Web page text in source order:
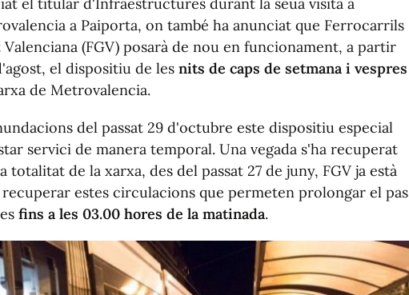
a Paiporta, on també ha anunciat que Ferrocarrils
(FGV) posarà de nou en funcionament, a partir
el dispositiu de les nits de caps de setmana i vespres
de Metrovalencia.
del passat 29 d'octubre este dispositiu especial
servici de manera temporal. Una vegada s'ha recuperat
totalitat de la xarxa, des del passat 27 de juny, FGV ja està
estes circulacions que permeten prolongar el pas
fins a les 03.00 hores de la matinada.